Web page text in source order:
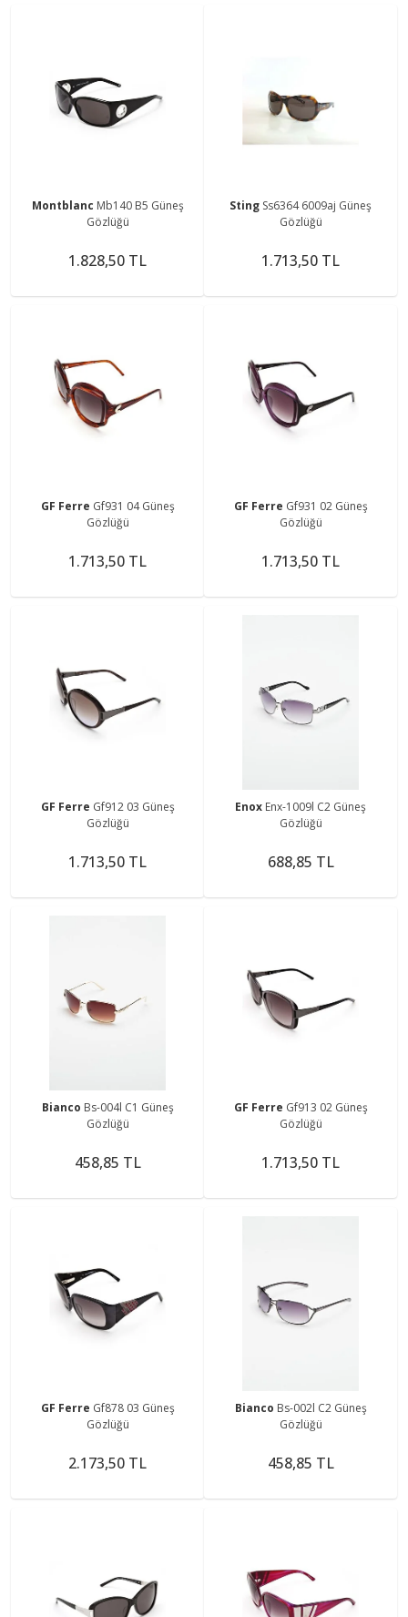
Montblanc Mb140 B5 Güneş
Gözlüğü
1.828,50 TL
Sting Ss6364 6009aj Güneş
Gözlüğü
1.713,50 TL
GF Ferre Gf931 04 Güneş
Gözlüğü
1.713,50 TL
GF Ferre Gf931 02 Güneş
Gözlüğü
1.713,50 TL
GF Ferre Gf912 03 Güneş
Gözlüğü
1.713,50 TL
Enox Enx-1009l C2 Güneş
Gözlüğü
688,85 TL
Bianco Bs-004l C1 Güneş
Gözlüğü
458,85 TL
GF Ferre Gf913 02 Güneş
Gözlüğü
1.713,50 TL
GF Ferre Gf878 03 Güneş
Gözlüğü
2.173,50 TL
Bianco Bs-002l C2 Güneş
Gözlüğü
458,85 TL